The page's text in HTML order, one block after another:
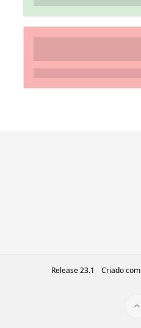
Release 23.1 Criado com